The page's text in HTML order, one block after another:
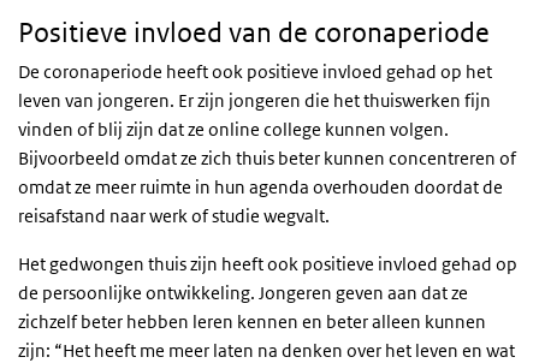
Positieve invloed van de coronaperiode
De coronaperiode heeft ook positieve invloed gehad op het
leven van jongeren. Er zijn jongeren die het thuiswerken fijn
vinden of blij zijn dat ze online college kunnen volgen.
Bijvoorbeeld omdat ze zich thuis beter kunnen concentreren of
omdat ze meer ruimte in hun agenda overhouden doordat de
reisafstand naar werk of studie wegvalt.
Het gedwongen thuis zijn heeft ook positieve invloed gehad op
de persoonlijke ontwikkeling. Jongeren geven aan dat ze
zichzelf beter hebben leren kennen en beter alleen kunnen
zijn: “Het heeft me meer laten na denken over het leven en wat